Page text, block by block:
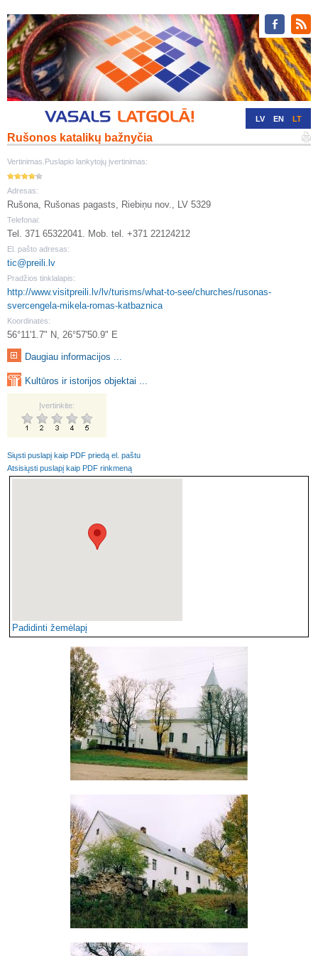
LV EN LT
Rušonos katalikų bažnyčia
Vertinimas.Puslapio lankytojų įvertinimas:
Adresas:
Rušona, Rušonas pagasts, Riebiņu nov., LV 5329
Telefonai:
Tel. 371 65322041. Mob. tel. +371 22124212
El. pašto adresas:
tic@preili.lv
Pradžios tinklalapis:
http://www.visitpreili.lv/lv/turisms/what-to-see/churches/rusonas-
svercengela-mikela-romas-katbaznica
Koordinatės:
56°11'1.7" N, 26°57'50.9" E
Daugiau informacijos ...
Kultūros ir istorijos objektai ...
Įvertinkite:
Siųsti puslapį kaip PDF priedą el. paštu
Atsisiųsti puslapį kaip PDF rinkmeną
Padidinti žemėlapį